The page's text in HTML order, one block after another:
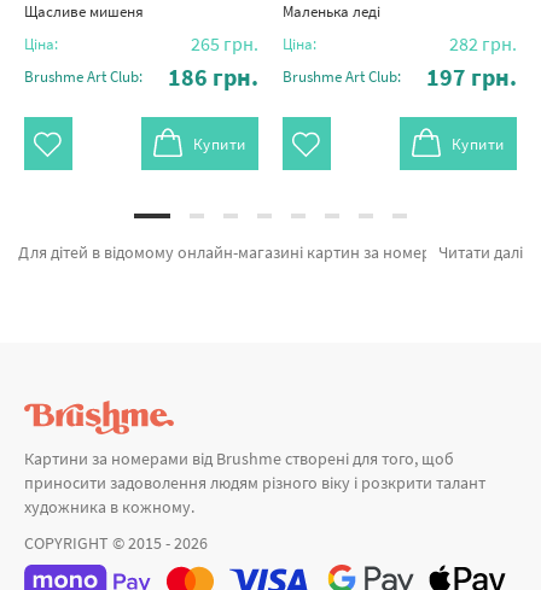
Щасливе мишеня
Ціна: 265 грн.
Brushme Art Club: 186 грн.
Купити
Маленька леді
Ціна: 282 грн.
Brushme Art Club: 197 грн.
Купити
Читати далі
Для дітей в відомому онлайн-магазині картин за номерами и алмазної мозаїки Brushme.com.ua. На сторінці можна обрати Картина за номерами Пухнасті розвідники KBS0192 від бренду з світовим іменем Brushme який підкуповує унікальністю. Будь-який товар з розділу «Картини за номерами» з гарантією та підтверджений досвідом клієнтів. Комета та черепаха © Karina Shuba, Кіт і місяць и Хамелеончик © Didevych Kateryna а также широкий вибір товарів за оптимальними цінами. При замовленні Багетні рамки та картина за номерами собаки, блискавично привеземо в Бердянськ або невелике місто України. Птахи та\або картини за номерами лисиць, придбайте прямо зараз!
Картини за номерами від Brushme створені для того, щоб
приносити задоволення людям різного віку і розкрити талант
художника в кожному.
COPYRIGHT © 2015 - 2026